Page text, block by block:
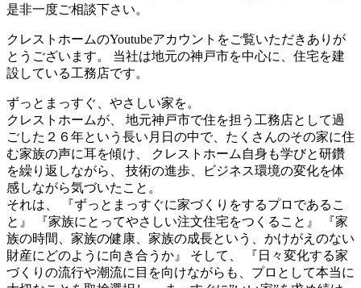
是非一度ご相談下さい。
クレストホームのYoutubeアカウントをご覧いただきありが
とうございます。 当社は地元の神戸市を中心に、住宅を建
設している工務店です。
ずっとまっすぐ、やさしい家を。
クレストホームが、 地元神戸市で住を担う工務店として過
ごした２６年という長い月日の中で、たくさんのその家に住
む家族の声に耳を傾け、 クレストホーム自身も学びと研鑽
を繰り返しながら、 技術の進歩、ビジネス環境の変化を体
感しながら気づいたこと。
それは、 『ずっとまっすぐに家づくりをするプロであるこ
と』 『家族にとってやさしい注文住宅をつくること』 『家
族の時間、家族の健康、家族の成長という、かけがえのない
財産にどのように向き合うか』 そして、 『日々変化する家
づくりの流行や潮流に目を向けながらも、プロとして本当に